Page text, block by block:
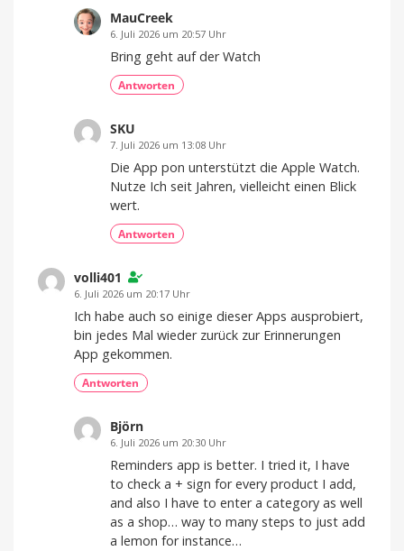
MauCreek
6. Juli 2026 um 20:57 Uhr
Bring geht auf der Watch
Antworten
SKU
7. Juli 2026 um 13:08 Uhr
Die App pon unterstützt die Apple Watch.
Nutze Ich seit Jahren, vielleicht einen Blick
wert.
Antworten
volli401
6. Juli 2026 um 20:17 Uhr
Ich habe auch so einige dieser Apps ausprobiert,
bin jedes Mal wieder zurück zur Erinnerungen
App gekommen.
Antworten
Björn
6. Juli 2026 um 20:30 Uhr
Reminders app is better. I tried it, I have
to check a + sign for every product I add,
and also I have to enter a category as well
as a shop… way to many steps to just add
a lemon for instance…